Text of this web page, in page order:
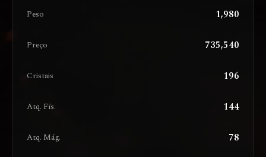
Peso 1,980
Preço 735,540
Cristais 196
Atq. Fís. 144
Atq. Mág. 78